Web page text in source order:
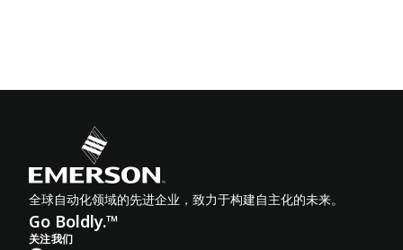
全球自动化领域的先进企业，致力于构建自主化的未来。
Go Boldly.™
关注我们